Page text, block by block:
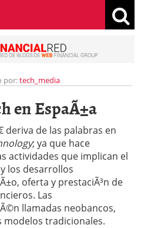
por:tech_media
en EspaÃ±a
deriva de las palabras en
; ya que hace
actividades que implican el
los desarrollos
oferta y prestaciÃ³n de
Las
llamadas neobancos,
modelos tradicionales.